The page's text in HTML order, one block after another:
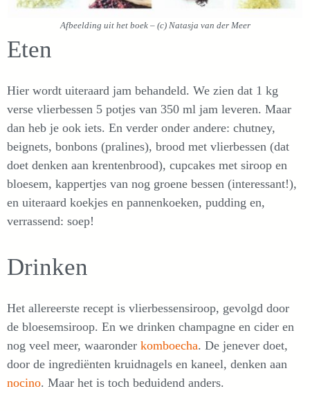
Afbeelding uit het boek – (c) Natasja van der Meer
Eten
Hier wordt uiteraard jam behandeld. We zien dat 1 kg
verse vlierbessen 5 potjes van 350 ml jam leveren. Maar
dan heb je ook iets. En verder onder andere: chutney,
beignets, bonbons (pralines), brood met vlierbessen (dat
doet denken aan krentenbrood), cupcakes met siroop en
bloesem, kappertjes van nog groene bessen (interessant!),
en uiteraard koekjes en pannenkoeken, pudding en,
verrassend: soep!
Drinken
Het allereerste recept is vlierbessensiroop, gevolgd door
de bloesemsiroop. En we drinken champagne en cider en
nog veel meer, waaronder komboecha. De jenever doet,
door de ingrediënten kruidnagels en kaneel, denken aan
nocino. Maar het is toch beduidend anders.